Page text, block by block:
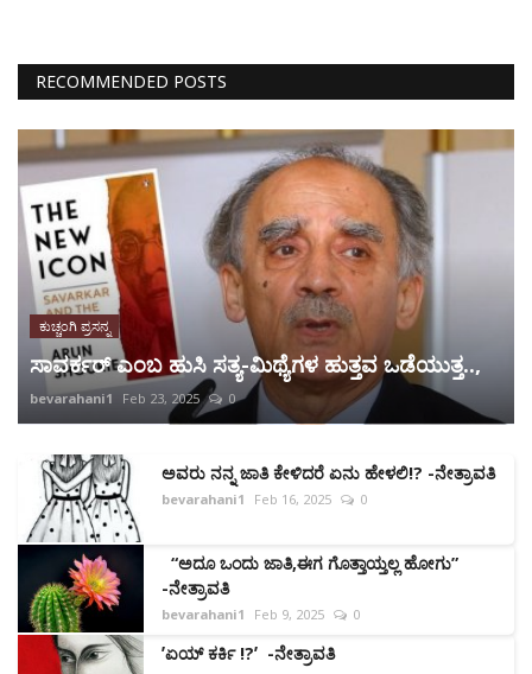
RECOMMENDED POSTS
ಕುಚ್ಚಂಗಿ ಪ್ರಸನ್ನ
ಸಾವರ್ಕರ್ ಎಂಬ ಹುಸಿ ಸತ್ಯ-ಮಿಥ್ಯೆಗಳ ಹುತ್ತವ ಒಡೆಯುತ್ತ..,
bevarahani1 Feb 23, 2025 0
ಅವರು ನನ್ನ ಜಾತಿ ಕೇಳಿದರೆ ಏನು ಹೇಳಲಿ!? -ನೇತ್ರಾವತಿ
bevarahani1 Feb 16, 2025 0
“ಅದೂ ಒಂದು ಜಾತಿ,ಈಗ ಗೊತ್ತಾಯ್ತಲ್ಲ ಹೋಗು”
-ನೇತ್ರಾವತಿ
bevarahani1 Feb 9, 2025 0
ʼಏಯ್ ಕರ್ಕಿ !?ʼ -ನೇತ್ರಾವತಿ